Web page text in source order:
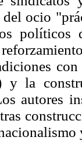
ocio
políticos
y la
autores